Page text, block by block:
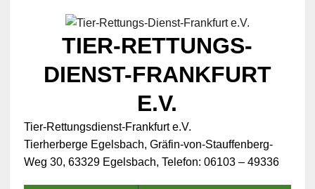
TIER-RETTUNGS-
DIENST-FRANKFURT
E.V.
Tier-Rettungsdienst-Frankfurt e.V.
Tierherberge Egelsbach, Gräfin-von-Stauffenberg-
Weg 30, 63329 Egelsbach, Telefon: 06103 – 49336